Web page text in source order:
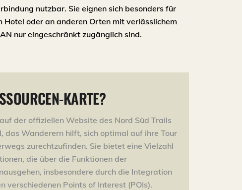
nutzbar. Sie eignen sich besonders für
oder an anderen Orten mit verlässlichem
nur eingeschränkt zugänglich sind.
KARTE?
der offiziellen Website des Nord Süd Trails
das Wanderern hilft, sich optimal auf ihre Tour
zurechtzufinden. Sie bietet eine Vielzahl
die über die Funktionen der
insbesondere durch die Integration
verschiedenen Points of Interest (POIs).